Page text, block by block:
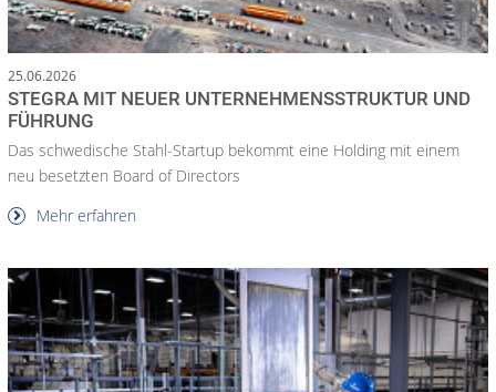
25.06.2026
STEGRA MIT NEUER UNTERNEHMENSSTRUKTUR UND
FÜHRUNG
Das schwedische Stahl-Startup bekommt eine Holding mit einem
neu besetzten Board of Directors
Mehr erfahren